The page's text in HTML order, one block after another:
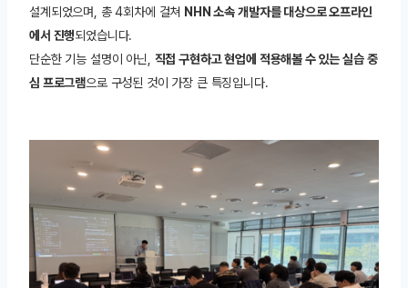
설계되었으며, 총 4회차에 걸쳐 NHN 소속 개발자를 대상으로 오프라인
에서 진행되었습니다.
단순한 기능 설명이 아닌, 직접 구현하고 현업에 적용해볼 수 있는 실습 중
심 프로그램으로 구성된 것이 가장 큰 특징입니다.